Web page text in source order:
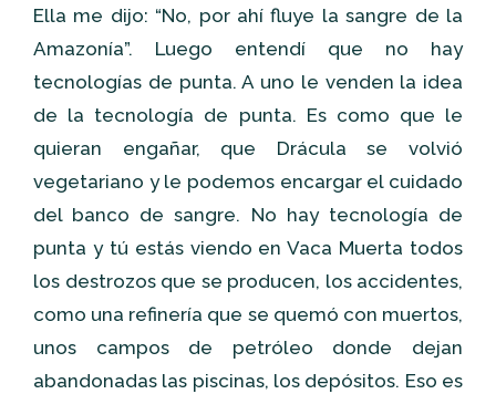
Ella me dijo: “No, por ahí fluye la sangre de la
Amazonía”. Luego entendí que no hay
tecnologías de punta. A uno le venden la idea
de la tecnología de punta. Es como que le
quieran engañar, que Drácula se volvió
vegetariano y le podemos encargar el cuidado
del banco de sangre. No hay tecnología de
punta y tú estás viendo en Vaca Muerta todos
los destrozos que se producen, los accidentes,
como una refinería que se quemó con muertos,
unos campos de petróleo donde dejan
abandonadas las piscinas, los depósitos. Eso es